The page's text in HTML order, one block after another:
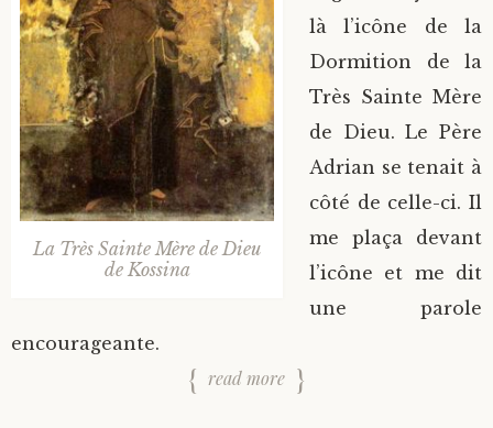
La Très Sainte Mère de Dieu
de Kossina
là l’icône de la
Dormition de la
Très Sainte Mère
de Dieu. Le Père
Adrian se tenait à
côté de celle-ci. Il
me plaça devant
l’icône et me dit
une parole
encourageante.
read more